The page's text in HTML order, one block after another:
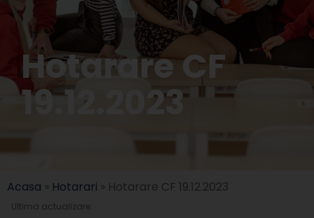
Hotarare CF
19.12.2023
Acasa » Hotarari » Hotarare CF 19.12.2023
Ultima actualizare: